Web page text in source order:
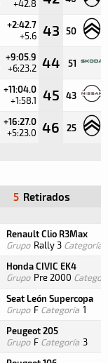
+42.8
+2:42.7
+5.6 43 50
+9:05.9
+6:23.2 44 51
+11:04.0
+1:58.1 45 43
+16:27.0
+5:23.0 46 25
5 Retirados
Renault Clio R3Max
Grupo Rally 3 Categoría
Honda CIVIC EK4
Grupo Pre 2000
Seat León Supercopa
Grupo F Categoría 1
Peugeot 205
Grupo F Categoría 3